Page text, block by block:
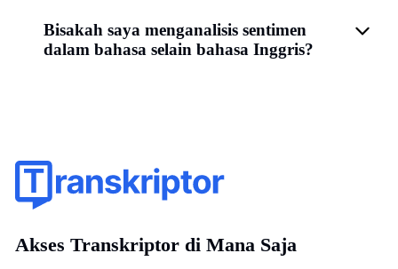
Bisakah saya menganalisis sentimen
dalam bahasa selain bahasa Inggris?
Akses Transkriptor di Mana Saja